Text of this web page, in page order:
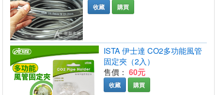
收藏 購買
ISTA 伊士達 CO2多功能風管
固定夾（2入）
售價： 60元
收藏 購買